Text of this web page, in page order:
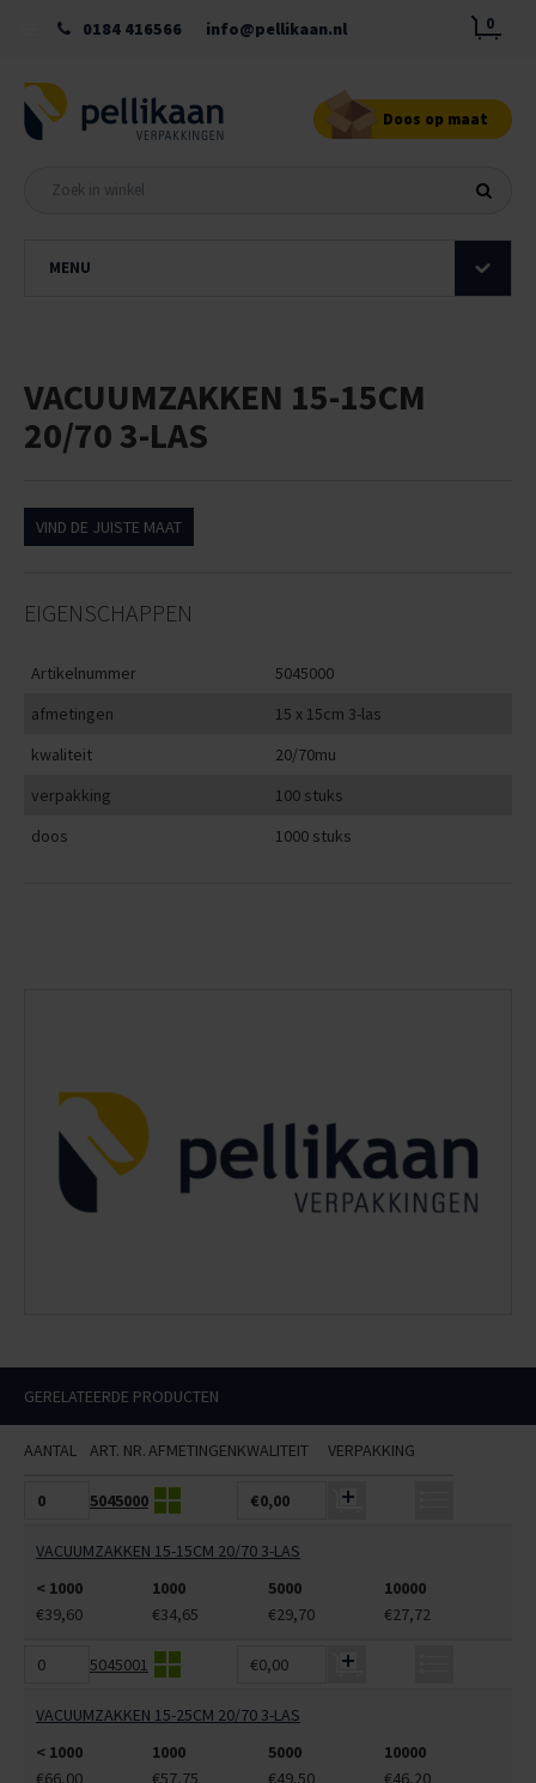
0184 416566 info@pellikaan.nl 0
Doos op maat
MENU
VACUUMZAKKEN 15-15CM
20/70 3-LAS
VIND DE JUISTE MAAT
EIGENSCHAPPEN
Artikelnummer
5045000
afmetingen
15 x 15cm 3-las
kwaliteit
20/70mu
verpakking
100 stuks
doos
1000 stuks
GERELATEERDE PRODUCTEN
AANTAL ART. NR.AFMETINGENKWALITEIT VERPAKKING
5045000 €0,00
VACUUMZAKKEN 15-15CM 20/70 3-LAS
< 1000
1000 5000
10000
€39,60
€34,65 €29,70 €27,72
5045001 €0,00
VACUUMZAKKEN 15-25CM 20/70 3-LAS
< 1000
1000 5000
10000
€66,00
€57,75 €49,50 €46,20